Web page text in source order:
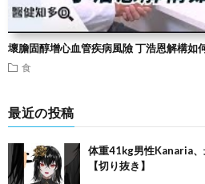
壞膽固醇增心血管疾病風險 丁浩恩解構如
食
最近の投稿
体重41kg男性Kanaria
【切り抜き】